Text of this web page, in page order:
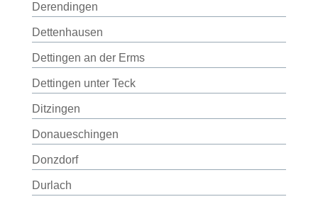
Derendingen
Dettenhausen
Dettingen an der Erms
Dettingen unter Teck
Ditzingen
Donaueschingen
Donzdorf
Durlach